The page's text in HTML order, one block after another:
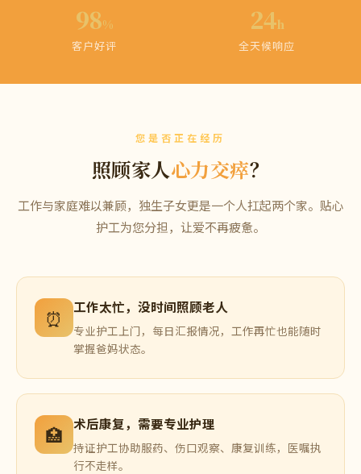
98%
客户好评
24h
全天候响应
您是否正在经历
照顾家人心力交瘁？
工作与家庭难以兼顾，独生子女更是一个人扛起两个家。贴心
护工为您分担，让爱不再疲惫。
⏰ 工作太忙，没时间照顾老人
专业护工上门，每日汇报情况，工作再忙也能随时
掌握爸妈状态。
🏥 术后康复，需要专业护理
持证护工协助服药、伤口观察、康复训练，医嘱执
行不走样。